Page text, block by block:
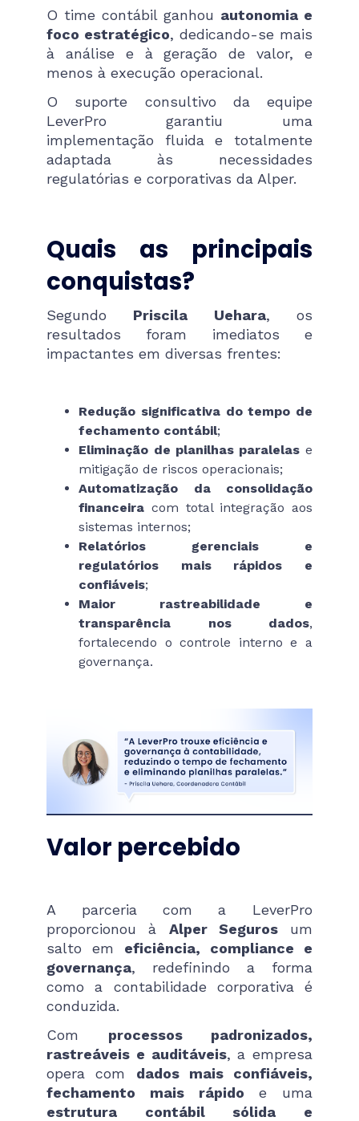
O time contábil ganhou autonomia e
foco estratégico, dedicando-se mais
à análise e à geração de valor, e
menos à execução operacional.
O suporte consultivo da equipe
LeverPro garantiu uma
implementação fluida e totalmente
adaptada às necessidades
regulatórias e corporativas da Alper.
Quais as principais
conquistas?
Segundo Priscila Uehara, os
resultados foram imediatos e
impactantes em diversas frentes:
Redução significativa do tempo de
fechamento contábil;
Eliminação de planilhas paralelas e
mitigação de riscos operacionais;
Automatização da consolidação
financeira com total integração aos
sistemas internos;
Relatórios gerenciais e
regulatórios mais rápidos e
confiáveis;
Maior rastreabilidade e
transparência nos dados,
fortalecendo o controle interno e a
governança.
Valor percebido
A parceria com a LeverPro
proporcionou à Alper Segurosum
salto em eficiência, compliance e
governança, redefinindo a forma
como a contabilidade corporativa é
conduzida.
Com processos padronizados,
rastreáveis e auditáveis, a empresa
opera com dados mais confiáveis,
fechamento mais rápido e uma
estrutura contábil sólida e